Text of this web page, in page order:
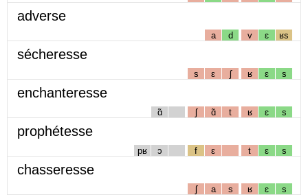
adverse
a d v ɛ ʁs
sécheresse
s ɛ ʃ ʁ ɛ s
enchanteresse
ɑ̃ ʃ ɑ̃ t ʁ ɛ s
prophétesse
pʁ ɔ f ɛ t ɛ s
chasseresse
ʃ a s ʁ ɛ s